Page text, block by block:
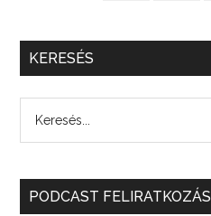
KERESÉS
PODCAST FELIRATKOZÁS